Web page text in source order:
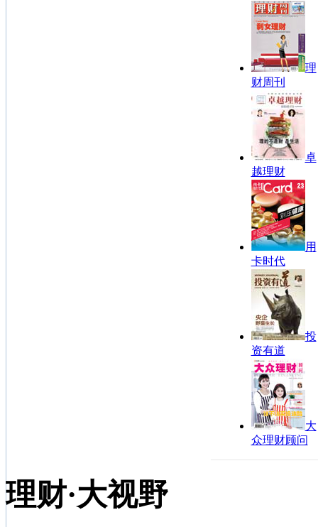
理
财周刊
卓
越理财
用
卡时代
投
资有道
大
众理财顾问
理财·大视野